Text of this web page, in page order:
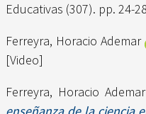
Educativas (307). pp. 24-
Ferreyra, Horacio Ademar
[Video]
Ferreyra, Horacio Ademar